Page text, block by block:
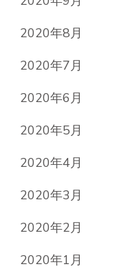
2020年8月
2020年7月
2020年6月
2020年5月
2020年4月
2020年3月
2020年2月
2020年1月